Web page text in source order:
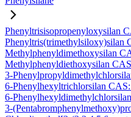
Phenyltrisisopropenyloxysilan
Phenyltris(trimethylsiloxy)silan
Methylphenyldimethoxysilan
Methylphenyldiethoxysilan
3-
6-Phenylhexyltrichlorsilan
6-
3-